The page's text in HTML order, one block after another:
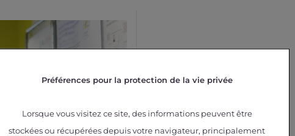
Préférences pour la protection de la vie privée
Lorsque vous visitez ce site, des informations peuvent être
stockées ou récupérées depuis votre navigateur, principalement